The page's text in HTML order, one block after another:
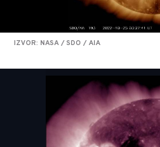
IZVOR: NASA / SDO / AIA